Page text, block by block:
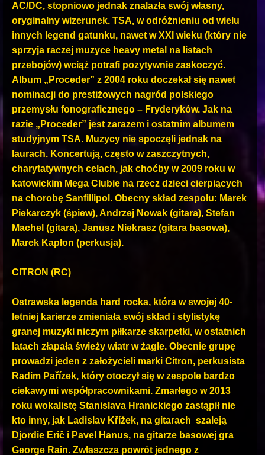
AC/DC, stopniowo jednak znalazła swój własny,
oryginalny wizerunek. TSA, w odróżnieniu od wielu
innych legend gatunku, nawet w XXI wieku (który nie
sprzyja raczej muzyce heavy metal na listach
przebojów) wciąż potrafi pozytywnie zaskoczyć.
Album „Proceder” z 2004 roku doczekał się nawet
nominacji do prestiżowych nagród polskiego
przemysłu fonograficznego – Fryderyków. Jak na
razie „Proceder” jest zarazem i ostatnim albumem
studyjnym TSA. Muzycy nie spoczęli jednak na
laurach. Koncertują, często w zaszczytnych,
charytatywnych celach, jak choćby w 2009 roku w
katowickim Mega Clubie na rzecz dzieci cierpiących
na chorobę Sanfillipol. Obecny skład zespołu: Marek
Piekarczyk (śpiew), Andrzej Nowak (gitara), Stefan
Machel (gitara), Janusz Niekrasz (gitara basowa),
Marek Kapłon (perkusja).
CITRON (RC)
Ostrawska legenda hard rocka, która w swojej 40-
letniej karierze zmieniała swój skład i stylistykę
granej muzyki niczym piłkarze skarpetki, w ostatnich
latach złapała świeży wiatr w żagle. Obecnie grupę
prowadzi jeden z założycieli marki Citron, perkusista
Radim Pařízek, który otoczył się w zespole bardzo
ciekawymi współpracownikami. Zmarłego w 2013
roku wokalistę Stanislava Hranickiego zastąpił nie
kto inny, jak Ladislav Křížek, na gitarach szaleją
Djordie Erič i Pavel Hanus, na gitarze basowej gra
George Rain. Zwłaszcza powrót jednego z